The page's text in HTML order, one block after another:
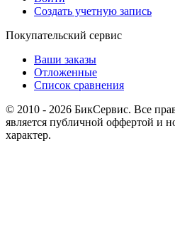
Создать учетную запись
Покупательский сервис
Ваши заказы
Отложенные
Список сравнения
© 2010 - 2026 БикСервис. Все
является публичной оффертой и
характер.